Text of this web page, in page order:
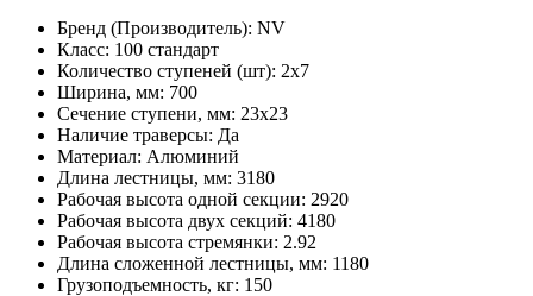
Бренд (Производитель): NV
Класс: 100 стандарт
Количество ступеней (шт): 2х7
Ширина, мм: 700
Сечение ступени, мм: 23х23
Наличие траверсы: Да
Материал: Алюминий
Длина лестницы, мм: 3180
Рабочая высота одной секции: 2920
Рабочая высота двух секций: 4180
Рабочая высота стремянки: 2.92
Длина сложенной лестницы, мм: 1180
Грузоподъемность, кг: 150